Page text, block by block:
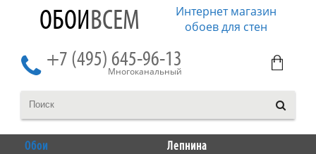
ОБОИВСЕМ
Интернет магазин
обоев для стен
+7 (495) 645-96-13
Многоканальный
Обои
Лепнина